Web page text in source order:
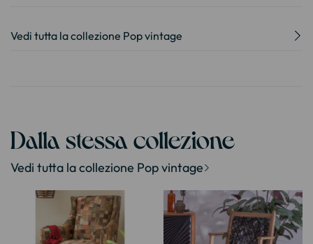
Vedi tutta la collezione Pop vintage
Dalla stessa collezione
Vedi tutta la collezione Pop vintage